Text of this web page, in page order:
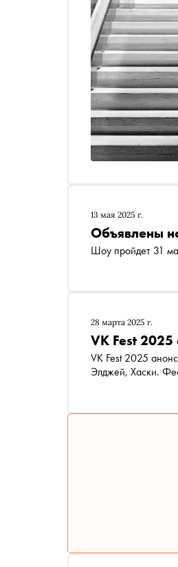
13 мая 2025 г.
Объявлены
Шоу пройдет 31
28 марта 2025 г.
VK Fest
VK Fest 2025
Элджей, Хаски.